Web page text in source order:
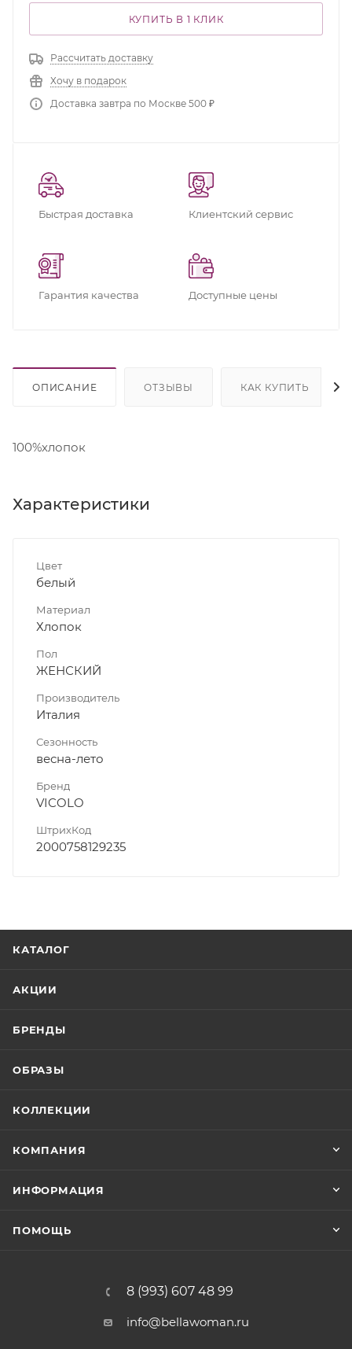
КУПИТЬ В 1 КЛИК
Рассчитать доставку
Хочу в подарок
Доставка завтра по Москве 500 ₽
Быстрая доставка Клиентский сервис
Гарантия качества Доступные цены
ОПИСАНИЕ ОТЗЫВЫ КАК КУПИТЬ
100%хлопок
Характеристики
Цвет
белый
Материал
Хлопок
Пол
ЖЕНСКИЙ
Производитель
Италия
Сезонность
весна-лето
Бренд
VICOLO
ШтрихКод
2000758129235
КАТАЛОГ
АКЦИИ
БРЕНДЫ
ОБРАЗЫ
КОЛЛЕКЦИИ
КОМПАНИЯ
ИНФОРМАЦИЯ
ПОМОЩЬ
8 (993) 607 48 99
info@bellawoman.ru